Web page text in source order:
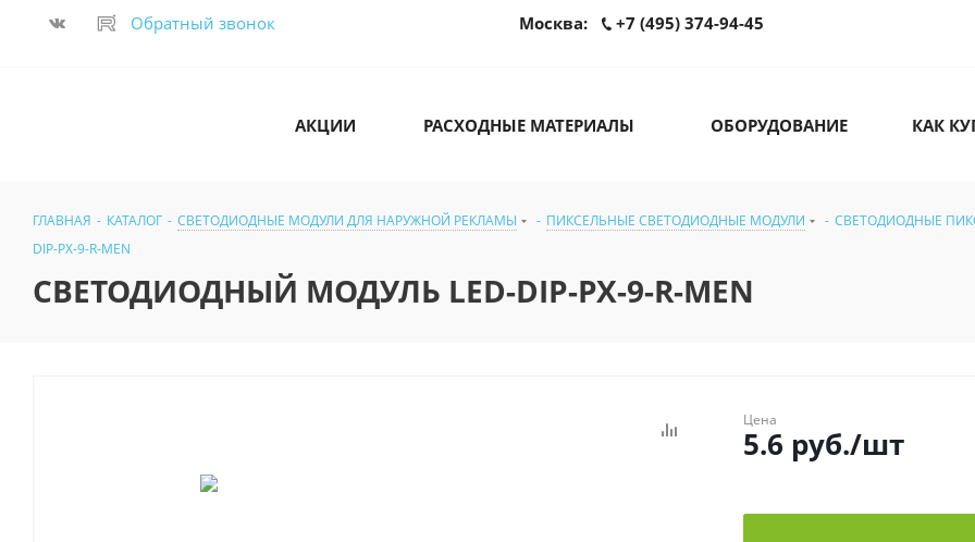
Обратный звонок Москва: +7 (495) 374-94-45
АКЦИИ РАСХОДНЫЕ МАТЕРИАЛЫ ОБОРУДОВАНИЕ КАК
ГЛАВНАЯ - КАТАЛОГ - СВЕТОДИОДНЫЕ МОДУЛИ ДЛЯ НАРУЖНОЙ РЕКЛАМЫ - ПИКСЕЛЬНЫЕ СВЕТОДИОДНЫЕ МОДУЛИ - СВЕТОДИОДНЫЕ
DIP-PX-9-R-MEN
СВЕТОДИОДНЫЙ МОДУЛЬ LED-DIP-PX-9-R-MEN
Цена
5.6 руб./шт